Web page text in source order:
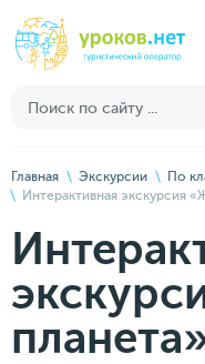
Главная Экскурсии
По
Интерактивная экскурсия